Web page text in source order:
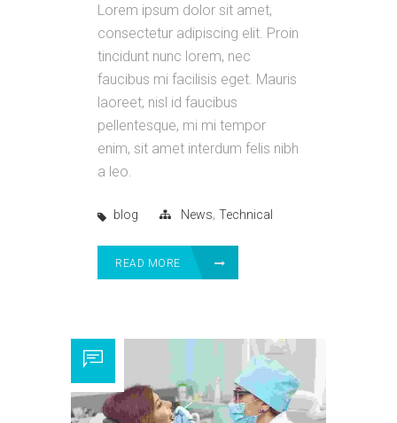
Lorem ipsum dolor sit amet,
consectetur adipiscing elit. Proin
tincidunt nunc lorem, nec
faucibus mi facilisis eget. Mauris
laoreet, nisl id faucibus
pellentesque, mi mi tempor
enim, sit amet interdum felis nibh
a leo.
blog News, Technical
READ MORE